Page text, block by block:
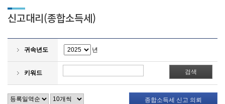
신고대리(종합소득세)
귀속년도 년
키워드
종합소득세 신고 의뢰